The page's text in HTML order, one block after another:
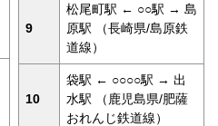
9
松尾町駅 ← ○○駅 → 島
原駅 （長崎県/島原鉄
道線）
10
袋駅 ← ○○○○駅 → 出
水駅 （鹿児島県/肥薩
おれんじ鉄道線）